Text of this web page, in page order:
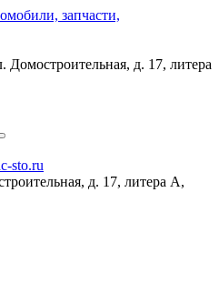
запчасти,
Домостроительная, д. 17, литера
sto.ru
д. 17, литера А,